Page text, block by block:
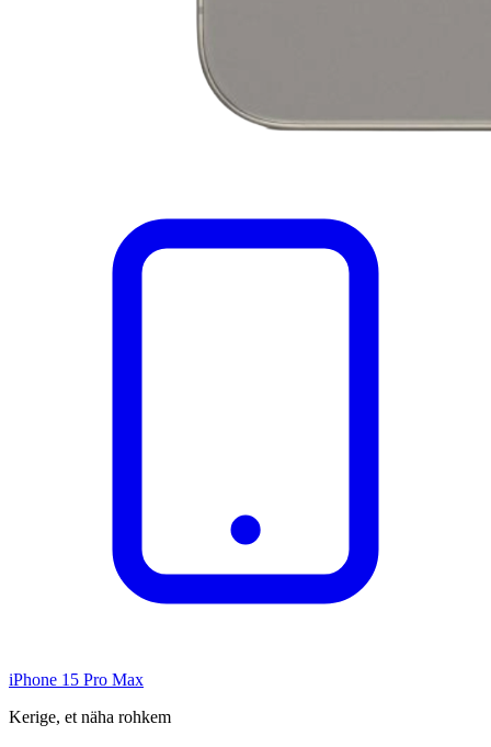
iPhone 15 Pro Max
Kerige, et näha rohkem